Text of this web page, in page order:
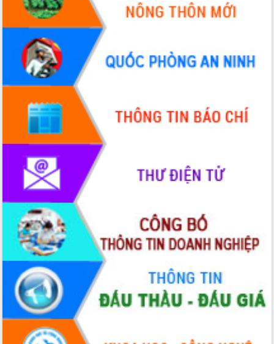
Họp báo thông tin về Hội nghị Công bố
Quy hoạch và Xúc tiến đầu tư tỉnh Đắk
Lắk
Khơi thông điểm nghẽn, đẩy nhanh
giải ngân vốn khắc phục thiên tai
HĐND tỉnh thông qua điều chỉnh Quy
hoạch tỉnh thời kỳ 2021-2030
Hội thảo góp ý hồ sơ điều chỉnh quy
hoạch tỉnh Đắk Lắk thời kỳ 2021-2030,
tầm nhìn đến năm 2050
Nâng cao hiệu quả hoạt động của các
doanh nghiệp nhà nước
Hội nghị triển khai kết nối mạng
truyền số liệu chuyên dùng phục vụ cơ
quan Đảng, Nhà nước
Lễ phát động chuỗi hoạt động chung
tay làm sạch môi trường
Xã Ea Kar bước chuyển mình trong
công tác cải cách hành chính mô hình
mới
UBND tỉnh họp báo định kỳ tháng 4
năm 2026
Hội thảo khoa học “Giải pháp thúc đẩy
phát triển nền kinh tế xanh tại tỉnh
Đắk Lắk”